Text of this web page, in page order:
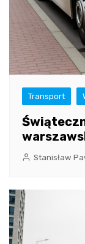
Transport
Stanisław